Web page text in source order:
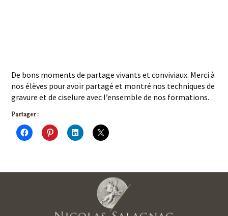
De bons moments de partage vivants et conviviaux. Merci à
nos élèves pour avoir partagé et montré nos techniques de
gravure et de ciselure avec l’ensemble de nos formations.
Partager :